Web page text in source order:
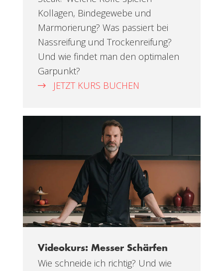
Kollagen, Bindegewebe und
Marmorierung? Was passiert bei
Nassreifung und Trockenreifung?
Und wie findet man den optimalen
Garpunkt?
JETZT KURS BUCHEN
Videokurs: Messer Schärfen
Wie schneide ich richtig? Und wie